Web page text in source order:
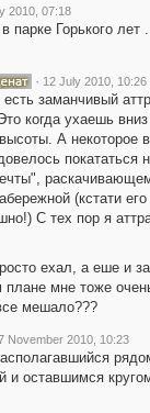
2010, 07:18
парке Горького лет
· 12 July 2010, 10:26
заманчивый
когда ухаешь
А некоторое
покататься
(кстати
С тех пор я
ехал, а еше и
мне тоже
мешало???
November 2010, 10:23
оставшимся